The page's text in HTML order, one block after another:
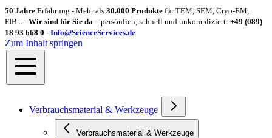
50 Jahre Erfahrung - Mehr als 30.000 Produkte für TEM, SEM, Cryo-EM,
FIB... - Wir sind für Sie da – persönlich, schnell und unkompliziert: +49 (089)
18 93 668 0 - Info@ScienceServices.de
Zum Inhalt springen
Verbrauchsmaterial & Werkzeuge
Verbrauchsmaterial & Werkzeuge